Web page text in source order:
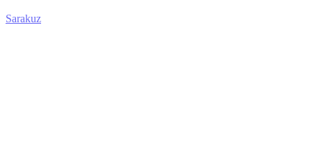
Sarakuz